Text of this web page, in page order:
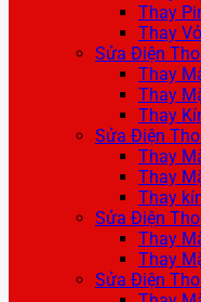
Thay
Thay
Sửa Điện
Thay
Thay
Thay
Sửa Điện
Thay
Thay
Thay
Sửa Điện
Thay
Thay
Sửa Điện